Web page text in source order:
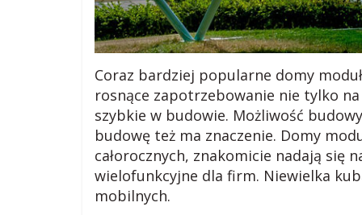
p
Coraz bardziej popularne domy
rosnące zapotrzebowanie nie tylko
szybkie w budowie. Możliwość
budowę też ma znaczenie. Domy
całorocznych, znakomicie nadają się
wielofunkcyjne dla firm. Niewielka
mobilnych.